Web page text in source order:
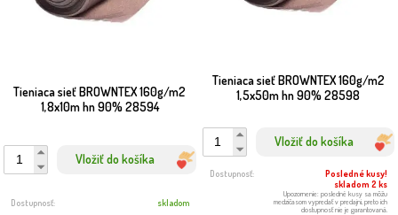
Tieniaca sieť BROWNTEX 160g/m2
1,8x10m hn 90% 28594
Vložiť do košíka
Dostupnosť: skladom
Tieniaca sieť BROWNTEX 160g/m2
1,5x50m hn 90% 28598
Vložiť do košíka
Dostupnosť:
Posledné kusy!
skladom 2 ks
Upozornenie: posledné kusy sa môžu
medzičasom vypredať v predajni, preto ich
dostupnosť nie je garantovaná.